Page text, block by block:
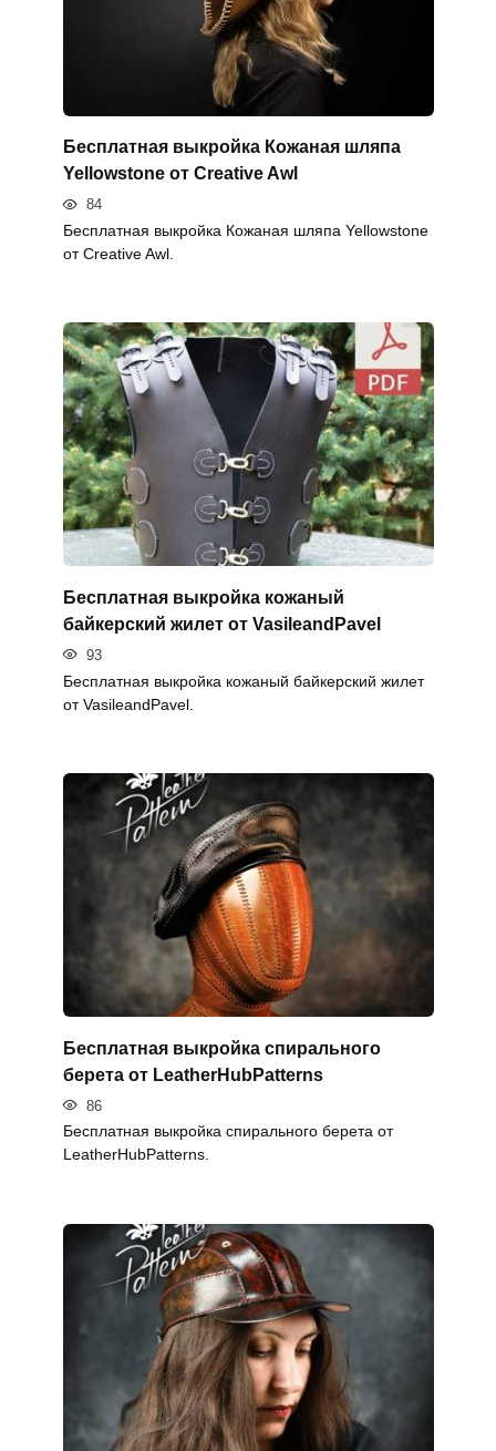
Бесплатная выкройка Кожаная шляпа
Yellowstone от Creative Awl
84
Бесплатная выкройка Кожаная шляпа Yellowstone
от Creative Awl.
Бесплатная выкройка кожаный
байкерский жилет от VasileandPavel
93
Бесплатная выкройка кожаный байкерский жилет
от VasileandPavel.
Бесплатная выкройка спирального
берета от LeatherHubPatterns
86
Бесплатная выкройка спирального берета от
LeatherHubPatterns.